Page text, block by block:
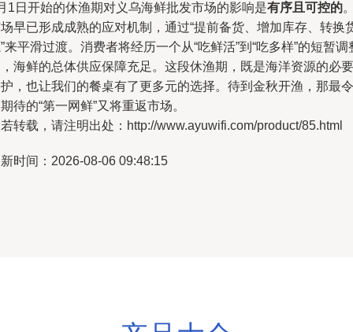
1日开始的休渔期对义乌海鲜批发市场的影响是有序且可控的
早已形成成熟的应对机制，通过“提前备货、增加库存、转换
来平滑过渡。消费者将经历一个从“吃鲜活”到“吃多样”的短暂调
海鲜的总体供应保障充足。这段休渔期，既是海洋资源的必要
，也让我们的餐桌有了更多元的选择。待到金秋开渔，那最令
待的“第一网鲜”又将重返市场。
转载，请注明出处：http://www.ayuwifi.com/product/85.html
时间：2026-08-06 09:48:15